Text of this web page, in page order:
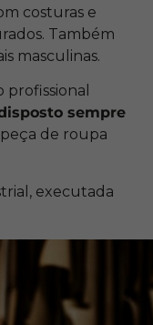
costuras e
Também
masculinas.
profissional
sempre
de roupa
executada